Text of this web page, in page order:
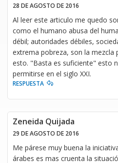
28 DE AGOSTO DE 2016
Al leer este articulo me quedo
como el humano abusa del
débil; autoridades débiles,
extrema pobreza, son la mezcla
esto. "Basta es suficiente" esto
permitirse en el siglo XXI.
RESPUESTA
Zeneida Quijada
29 DE AGOSTO DE 2016
Me párese muy buena la
árabes es mas cruenta la